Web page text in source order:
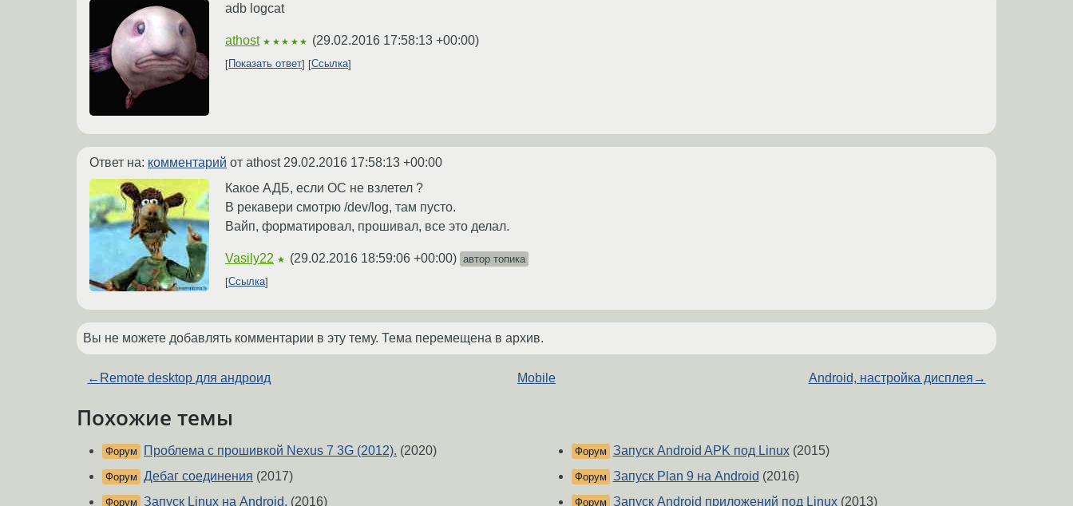
adb logcat
athost ★★★★★ (29.02.2016 17:58:13 +00:00)
Показать ответ Ссылка
Ответ на: комментарий от athost 29.02.2016 17:58:13 +00:00
Какое АДБ, если ОС не взлетел ?
В рекавери смотрю /dev/log, там пусто.
Вайп, форматировал, прошивал, все это делал.
Vasily22 ★ (29.02.2016 18:59:06 +00:00) автор топика
Ссылка
Вы не можете добавлять комментарии в эту тему. Тема перемещена в архив.
← Remote desktop для андроид Mobile Android, настройка дисплея →
Похожие темы
Форум Проблема с прошивкой Nexus 7 3G (2012). (2020)
Форум Дебаг соединения (2017)
Форум Запуск Linux на Android. (2016)
Форум Запуск Android APK под Linux(2015)
Форум Запуск Plan 9 на Android (2016)
Форум Запуск Android приложений под Linux(2013)